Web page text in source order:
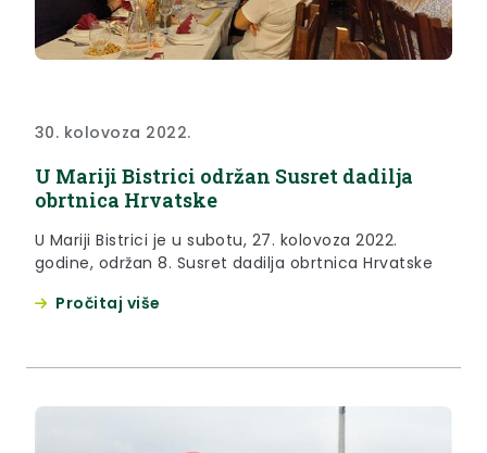
30. kolovoza 2022.
U Mariji Bistrici održan Susret dadilja
obrtnica Hrvatske
U Mariji Bistrici je u subotu, 27. kolovoza 2022.
godine, održan 8. Susret dadilja obrtnica Hrvatske
Pročitaj više